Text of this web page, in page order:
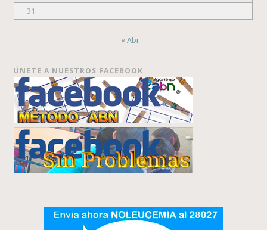
31
« Abr
ÚNETE A NUESTROS FACEBOOK